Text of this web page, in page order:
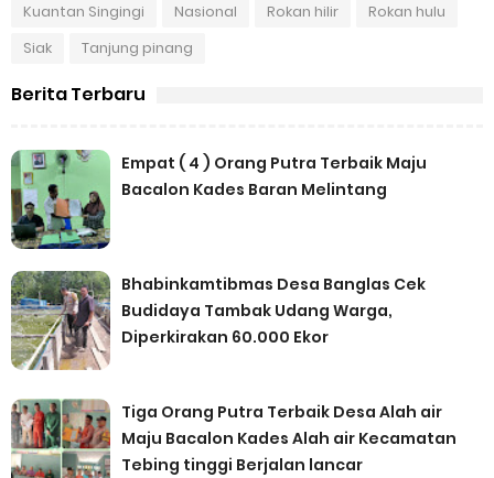
Kuantan Singingi
Nasional Rokan hilir
Rokan hulu
Siak
Tanjung pinang
Berita Terbaru
Empat ( 4 ) Orang Putra Terbaik Maju
Bacalon Kades Baran Melintang
Bhabinkamtibmas Desa Banglas Cek
Budidaya Tambak Udang Warga,
Diperkirakan 60.000 Ekor
Tiga Orang Putra Terbaik Desa Alah air
Maju Bacalon Kades Alah air Kecamatan
Tebing tinggi Berjalan lancar